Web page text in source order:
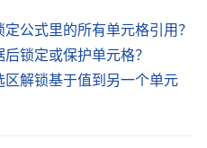
公式里的所有单元格引用？
锁定或保护单元格？
解锁基于值到另一个单元